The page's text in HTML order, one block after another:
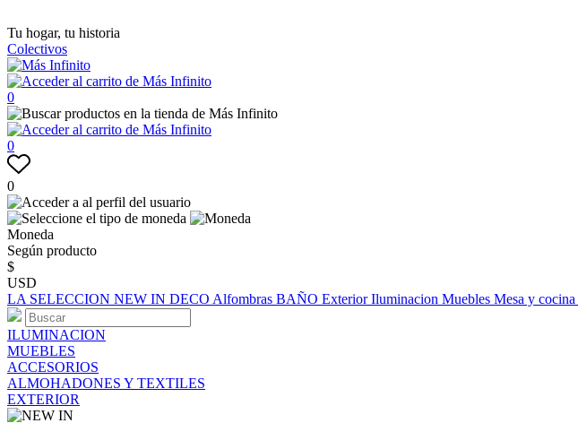
Tu hogar, tu historia
Colectivos
0
0
0
Moneda
Según producto
$
USD
LA SELECCION NEW IN DECO Alfombras BAÑO ExteriorIluminacion Muebles Mesa y cocina
ILUMINACION
MUEBLES
ACCESORIOS
ALMOHADONES Y TEXTILES
EXTERIOR